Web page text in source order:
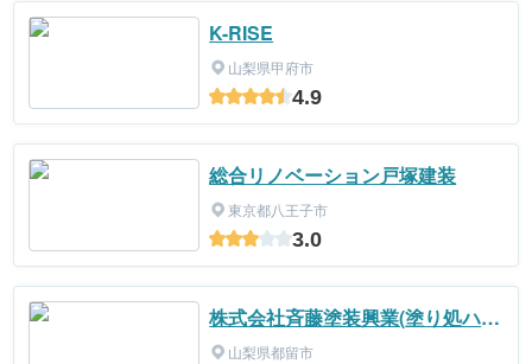
K-RISE
山梨県甲府市
4.9
総合リノベーション戸塚建装
東京都八王子市
3.0
株式会社斉藤塗装興業(塗り処ハケ
と手 山梨東店)
山梨県都留市